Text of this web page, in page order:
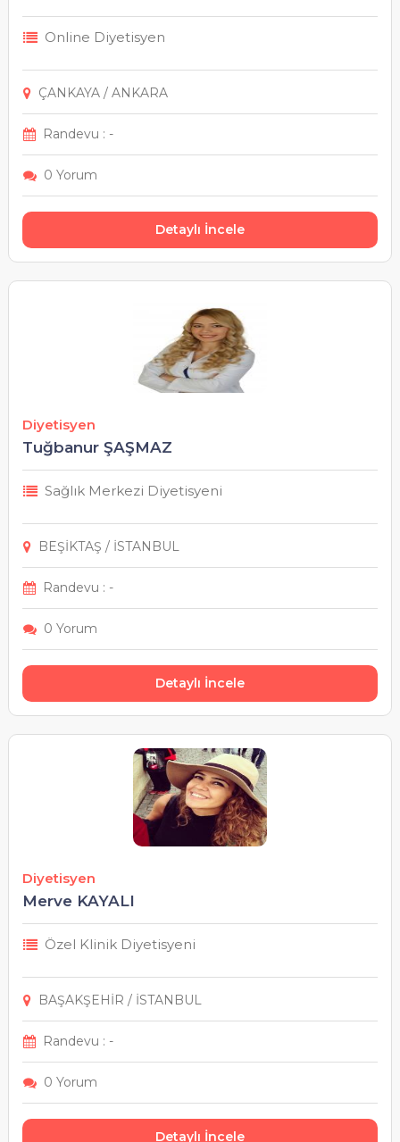
Online Diyetisyen
ÇANKAYA / ANKARA
Randevu : -
0 Yorum
Detaylı İncele
Diyetisyen
Tuğbanur ŞAŞMAZ
Sağlık Merkezi Diyetisyeni
BEŞİKTAŞ / İSTANBUL
Randevu : -
0 Yorum
Detaylı İncele
Diyetisyen
Merve KAYALI
Özel Klinik Diyetisyeni
BAŞAKŞEHİR / İSTANBUL
Randevu : -
0 Yorum
Detaylı İncele